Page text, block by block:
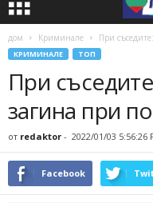
дом Криминале При
КРИМИНАЛЕ ТОП
При
загина при
от redaktor - 2022/01/03 5:56:26
Facebook